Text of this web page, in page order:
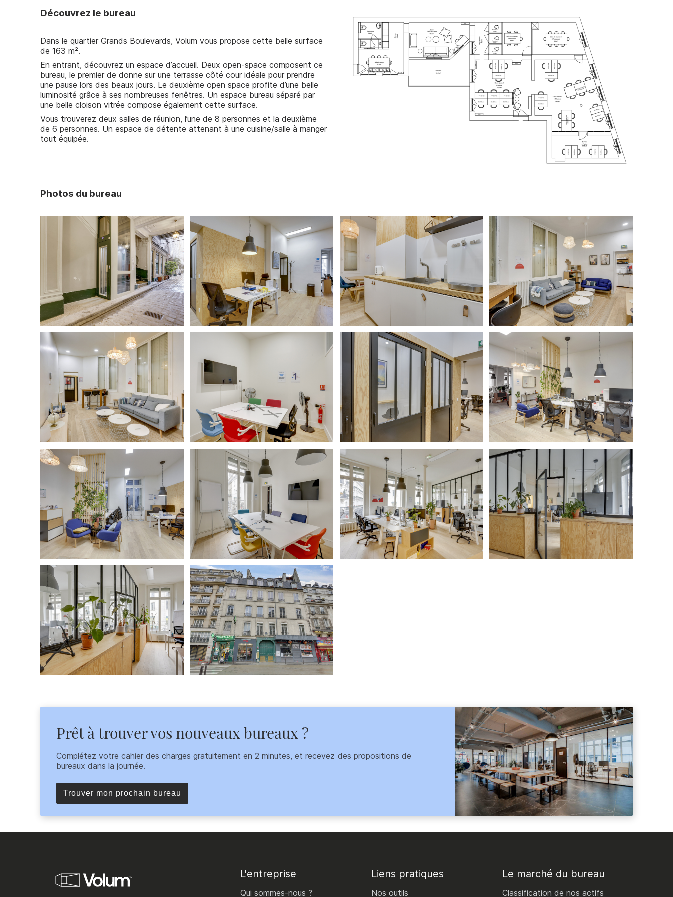
Nos outils
Découvrez le bureau
Dans le quartier Grands Boulevards, Volum vous propose cette belle surface
de 163 m².
En entrant, découvrez un espace d’accueil. Deux open-space composent ce
bureau, le premier de donne sur une terrasse côté cour idéale pour prendre
une pause lors des beaux jours. Le deuxième open space profite d’une belle
luminosité grâce à ses nombreuses fenêtres. Un espace bureau séparé par
une belle cloison vitrée compose également cette surface.
Vous trouverez deux salles de réunion, l’une de 8 personnes et la deuxième
de 6 personnes. Un espace de détente attenant à une cuisine/salle à manger
tout équipée.
Photos du bureau
Prêt à trouver vos nouveaux bureaux ?
Complétez votre cahier des charges gratuitement en 2 minutes, et recevez des propositions de
bureaux dans la journée.
Trouver mon prochain bureau
L'entreprise
Qui sommes-nous ?
Liens pratiques
Nos outils
Le marché du bureau
Classification de nos actifs